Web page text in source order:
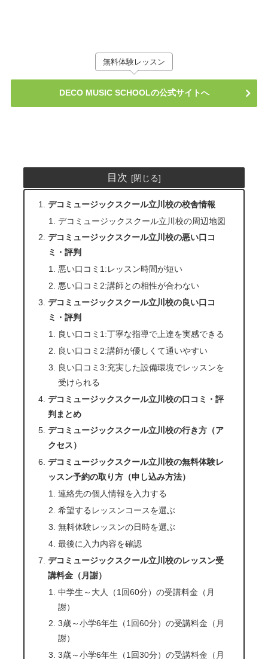
無料体験レッスン
DECO MUSIC SCHOOLの公式サイトへ
目次
デコミュージックスクール立川校の校舎情報
デコミュージックスクール立川校の周辺地図
デコミュージックスクール立川校の悪い口コ
ミ・評判
悪い口コミ1:レッスン時間が短い
悪い口コミ2:講師との相性が合わない
デコミュージックスクール立川校の良い口コ
ミ・評判
良い口コミ1:丁寧な指導で上達を実感できる
良い口コミ2:講師が優しくて通いやすい
良い口コミ3:充実した設備環境でレッスンを
受けられる
デコミュージックスクール立川校の口コミ・評
判まとめ
デコミュージックスクール立川校の行き方（ア
クセス）
デコミュージックスクール立川校の無料体験レ
ッスン予約の取り方（申し込み方法）
連絡先の個人情報を入力する
希望するレッスンコースを選ぶ
無料体験レッスンの日時を選ぶ
最後に入力内容を確認
デコミュージックスクール立川校のレッスン受
講料金（月謝）
中学生～大人（1回60分）の受講料金（月
謝）
3歳～小学6年生（1回60分）の受講料金（月
謝）
3歳～小学6年生（1回30分）の受講料金（月